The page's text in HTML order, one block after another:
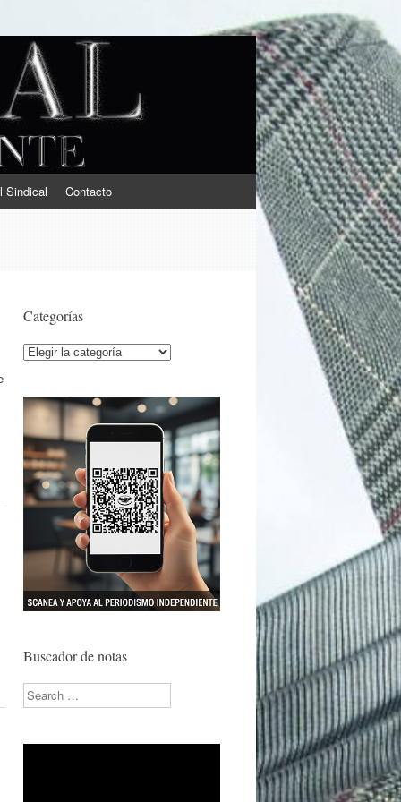
Sindical Contacto
Categorías
Categorías
Buscador de notas
Search